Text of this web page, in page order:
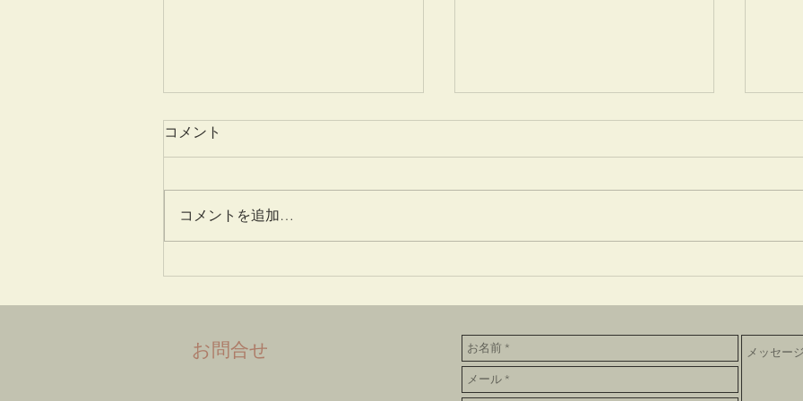
愛蓮説
5月
コメント
コメントを追加…
​お問合せ